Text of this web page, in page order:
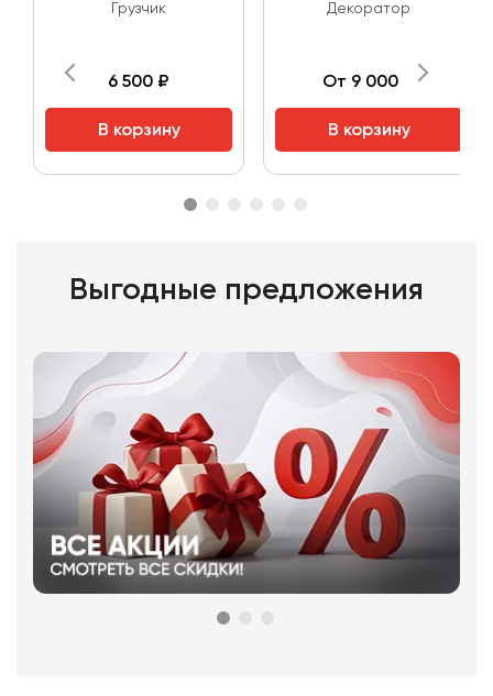
Грузчик
6 500 ₽
В корзину
Декоратор
От 9 000 ₽
В корзину
Выгодные предложения